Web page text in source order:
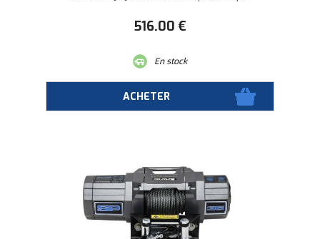
516.00 €
En stock